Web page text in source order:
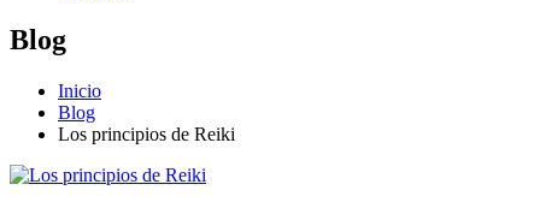
Blog
Inicio
Blog
Los principios de Reiki